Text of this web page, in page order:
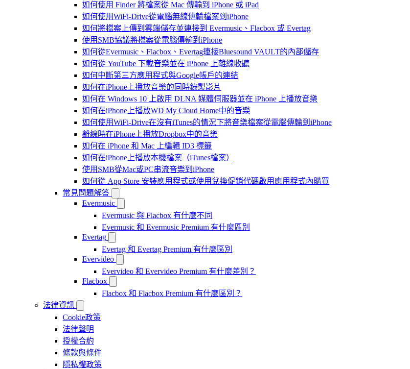
如何使用 Finder 將檔案從 Mac 傳輸到 iPhone 或 iPad
如何使用WiFi-Drive從電腦無線傳輸檔案到iPhone
如何將檔案上傳到雲端儲存並連接到 Evermusic、Flacbox 或 Evertag
使用SMB協議將檔案從電腦傳輸到iPhone
如何從Evermusic、Flacbox、Evertag連接Bluesound VAULT的內部儲存
如何從 YouTube 下載音樂並在 iPhone 上離線收聽
如何中斷第三方應用程式與Google帳戶的連結
如何在iPhone上播放音樂的同時錄製影片
如何在 Windows 10 上啟用 DLNA 媒體伺服器並在 iPhone 上播放音樂
如何在iPhone上播放WD My Cloud Home中的音樂
如何使用WiFi-Drive在沒有iTunes的情況下將音樂檔案從電腦傳輸到iPhone
離線時在iPhone上播放Dropbox中的音樂
如何在 iPhone 和 Mac 上編輯 ID3 標籤
如何在iPhone上播放本機檔案（iTunes檔案）
使用SMB從Mac或PC串流音樂到iPhone
如何從 App Store 安裝應用程式或使用兌換促銷代碼啟用應用程式內購買
常見問題解答
Evermusic
Evermusic 與 Flacbox 有什麼不同
Evermusic 和 Evermusic Premium 有什麼區別
Evertag
Evertag 和 Evertag Premium 有什麼區別
Evervideo
Evervideo 和 Evervideo Premium 有什麼差別？
Flacbox
Flacbox 和 Flacbox Premium 有什麼區別？
法律資訊
Cookie政策
法律聲明
授權合約
條款與條件
隱私權政策